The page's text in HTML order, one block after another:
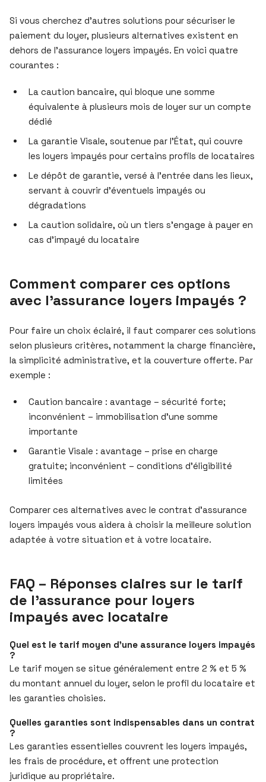
Si vous cherchez d’autres solutions pour sécuriser le
paiement du loyer, plusieurs alternatives existent en
dehors de l’assurance loyers impayés. En voici quatre
courantes :
La caution bancaire, qui bloque une somme
équivalente à plusieurs mois de loyer sur un compte
dédié
La garantie Visale, soutenue par l’État, qui couvre
les loyers impayés pour certains profils de locataires
Le dépôt de garantie, versé à l’entrée dans les lieux,
servant à couvrir d’éventuels impayés ou
dégradations
La caution solidaire, où un tiers s’engage à payer en
cas d’impayé du locataire
Comment comparer ces options
avec l’assurance loyers impayés ?
Pour faire un choix éclairé, il faut comparer ces solutions
selon plusieurs critères, notamment la charge financière,
la simplicité administrative, et la couverture offerte. Par
exemple :
Caution bancaire : avantage – sécurité forte;
inconvénient – immobilisation d’une somme
importante
Garantie Visale : avantage – prise en charge
gratuite; inconvénient – conditions d’éligibilité
limitées
Comparer ces alternatives avec le contrat d’assurance
loyers impayés vous aidera à choisir la meilleure solution
adaptée à votre situation et à votre locataire.
FAQ – Réponses claires sur le tarif
de l’assurance pour loyers
impayés avec locataire
Quel est le tarif moyen d’une assurance loyers impayés
?
Le tarif moyen se situe généralement entre 2 % et 5 %
du montant annuel du loyer, selon le profil du locataire et
les garanties choisies.
Quelles garanties sont indispensables dans un contrat
?
Les garanties essentielles couvrent les loyers impayés,
les frais de procédure, et offrent une protection
juridique au propriétaire.